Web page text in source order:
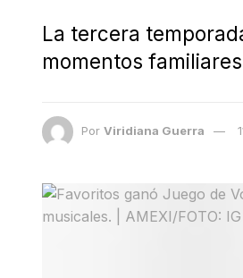
La tercera
momentos
Por Viridiana Guerra